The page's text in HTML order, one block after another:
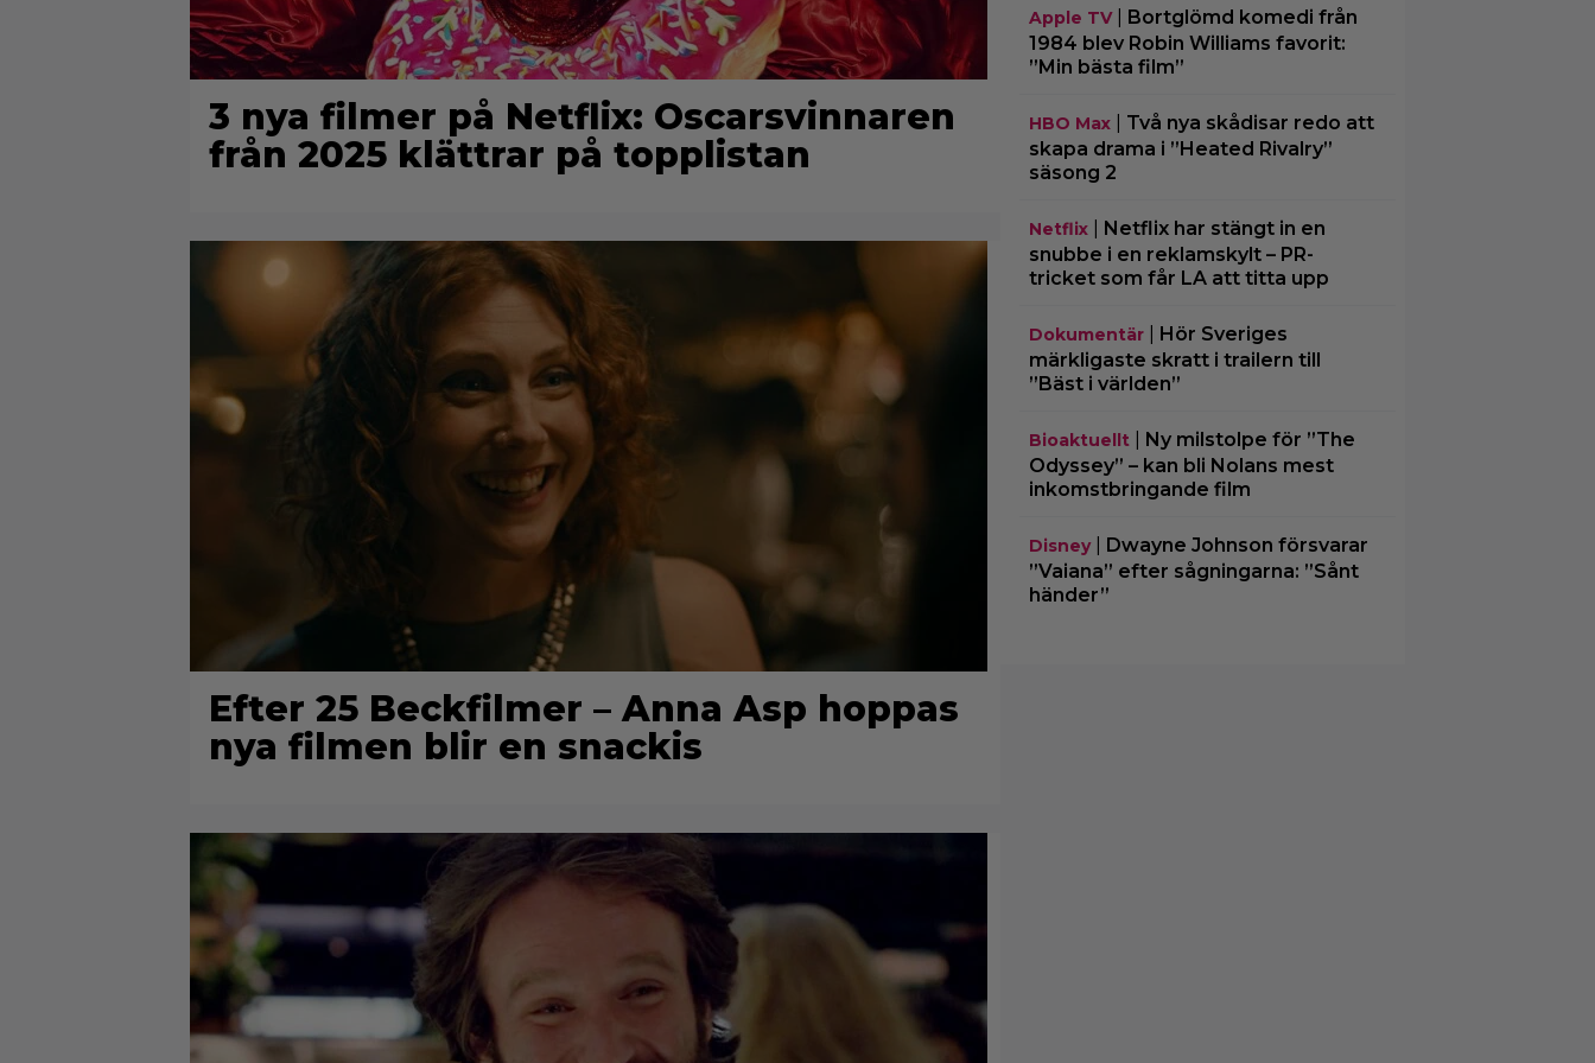
3 nya filmer på Netflix: Oscarsvinnaren
från 2025 klättrar på topplistan
Efter 25 Beckfilmer – Anna Asp hoppas
nya filmen blir en snackis
Apple TV| Bortglömd komedi från
1984 blev Robin Williams favorit:
”Min bästa film”
HBO Max| Två nya skådisar redo att
skapa drama i ”Heated Rivalry”
säsong 2
Netflix| Netflix har stängt in en
snubbe i en reklamskylt – PR-
tricket som får LA att titta upp
Dokumentär| Hör Sveriges
märkligaste skratt i trailern till
”Bäst i världen”
Bioaktuellt| Ny milstolpe för ”The
Odyssey” – kan bli Nolans mest
inkomstbringande film
Disney| Dwayne Johnson försvarar
”Vaiana” efter sågningarna: ”Sånt
händer”